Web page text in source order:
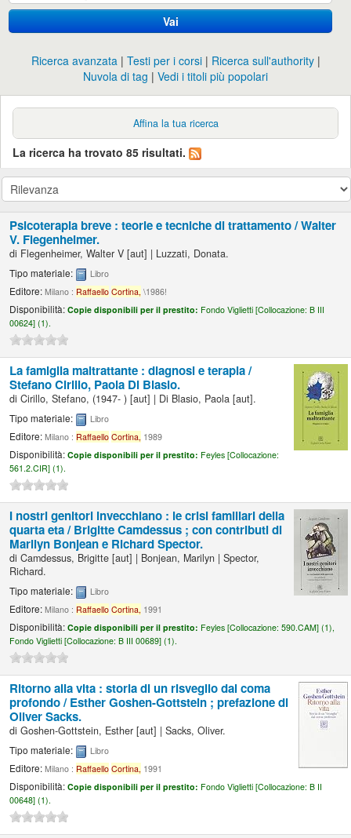
Vai
Ricerca avanzata Testi per i corsi
Ricerca sull'authority
Nuvola di tag
Vedi i titoli più popolari
Affina la tua ricerca
La ricerca ha trovato 85 risultati.
Psicoterapia breve : teorie e tecniche di trattamento /Walter
V. Flegenheimer.
di Flegenheimer, Walter V [aut] | Luzzati, Donata.
Tipo materiale: Libro
Editore:Milano : Raffaello Cortina, \1986!
Disponibilità:Copie disponibili per il prestito: Fondo Viglietti [Collocazione:B III
00624] (1).
La famiglia maltrattante : diagnosi e terapia /
Stefano Cirillo, Paola Di Blasio.
diCirillo, Stefano, (1947- ) [aut] | Di Blasio, Paola [aut].
Tipo materiale: Libro
Editore:Milano : Raffaello Cortina, 1989
Disponibilità:Copie disponibili per il prestito: Feyles [Collocazione:
561.2.CIR] (1).
I nostri genitori invecchiano : le crisi familiari della
quarta eta /Brigitte Camdessus ; con contributi di
Marilyn Bonjean e Richard Spector.
diCamdessus, Brigitte [aut] | Bonjean, Marilyn |Spector,
Richard.
Tipo materiale: Libro
Editore:Milano : Raffaello Cortina, 1991
Disponibilità:Copie disponibili per il prestito: Feyles [Collocazione:590.CAM] (1),
Fondo Viglietti [Collocazione:B III 00689] (1).
Ritorno alla vita : storia di un risveglio dal coma
profondo /Esther Goshen-Gottstein ; prefazione di
Oliver Sacks.
diGoshen-Gottstein, Esther [aut] |Sacks, Oliver.
Tipo materiale: Libro
Editore:Milano : Raffaello Cortina, 1991
Disponibilità:Copie disponibili per il prestito: Fondo Viglietti [Collocazione:B II
00648] (1).